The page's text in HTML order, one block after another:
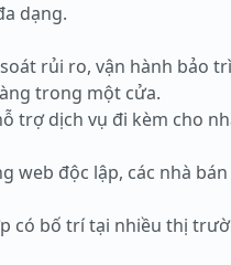
dạng.
rủi ro, vận hành bảo
trong một cửa.
trợ dịch vụ đi kèm cho
web độc lập, các nhà bán
có bố trí tại nhiều thị